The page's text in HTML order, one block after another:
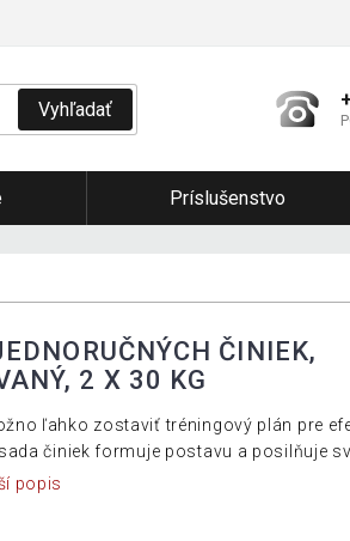
Vyhľadať
Príslušenstvo
ČINIEK,
2 X 30 KG
ľahko zostaviť tréningový plán pre
činiek formuje postavu a posilňuje
popis